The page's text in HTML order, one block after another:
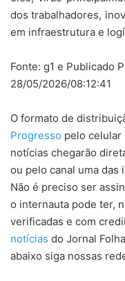
dos trabalhadores,
em infraestrutura e
Fonte: g1 e Publicado
28/05/2026/08:12:41
O formato de
Progresso pelo celular
notícias chegarão
ou pelo canal uma das
Não é preciso ser
o internauta pode ter,
verificadas e com
notícias do Jornal
abaixo siga nossas